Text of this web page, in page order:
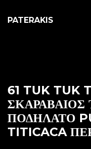
PATERAKIS
61 TUK TUK
ΣΚΑΡΑΒΑΙΟΣ
ΠΟΔΗΛΑΤΟ
TITICACA